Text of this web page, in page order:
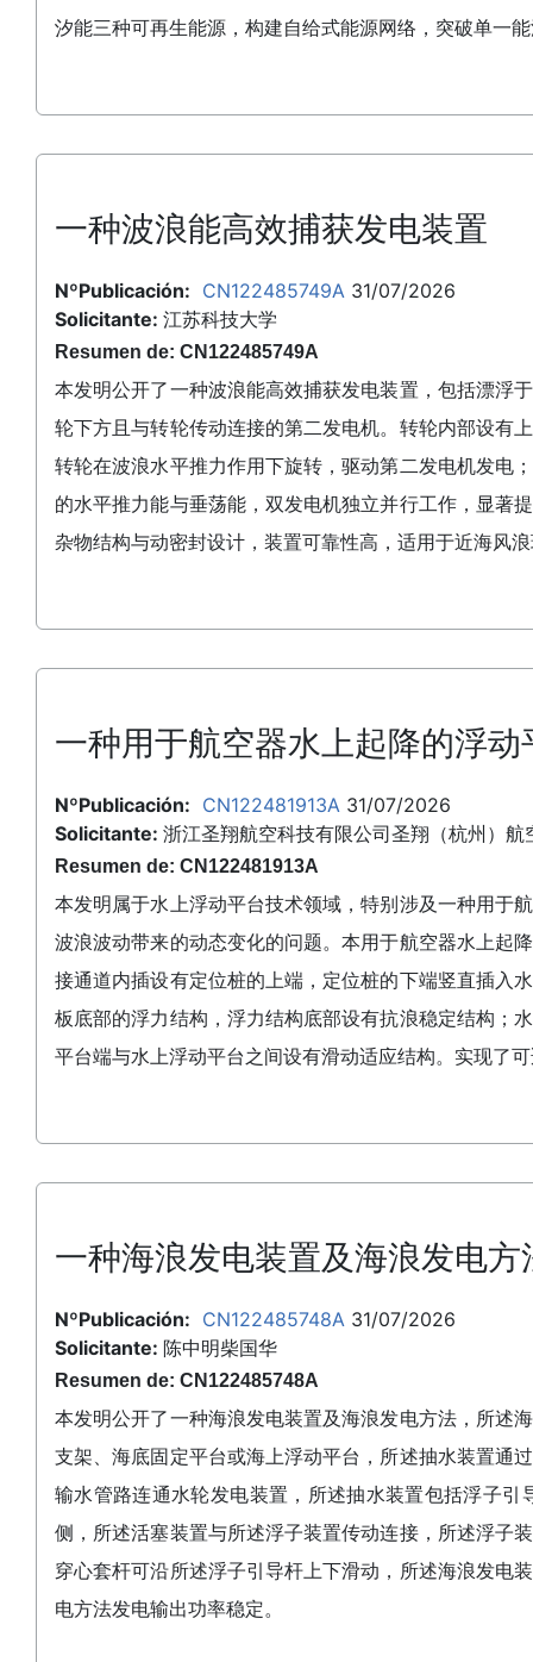
汐能三种可再生能源，构建自给式能源网络，突破单一
一种波浪能高效捕获发电装置
NºPublicación: CN122485749A 31/07/2026
Solicitante: 江苏科技大学
Resumen de: CN122485749A
本发明公开了一种波浪能高效捕获发电装置，包括漂浮
轮下方且与转轮传动连接的第二发电机。转轮内部设有
转轮在波浪水平推力作用下旋转，驱动第二发电机发电
的水平推力能与垂荡能，双发电机独立并行工作，显著
杂物结构与动密封设计，装置可靠性高，适用于近海风
一种用于航空器水上起降的浮动
NºPublicación: CN122481913A 31/07/2026
Solicitante: 浙江圣翔航空科技有限公司圣翔（杭州）
Resumen de: CN122481913A
本发明属于水上浮动平台技术领域，特别涉及一种用于
波浪波动带来的动态变化的问题。本用于航空器水上起
接通道内插设有定位桩的上端，定位桩的下端竖直插入
板底部的浮力结构，浮力结构底部设有抗浪稳定结构；
平台端与水上浮动平台之间设有滑动适应结构。实现了
一种海浪发电装置及海浪发电方
NºPublicación: CN122485748A 31/07/2026
Solicitante: 陈中明柴国华
Resumen de: CN122485748A
本发明公开了一种海浪发电装置及海浪发电方法，所述
支架、海底固定平台或海上浮动平台，所述抽水装置通
输水管路连通水轮发电装置，所述抽水装置包括浮子
侧，所述活塞装置与所述浮子装置传动连接，所述浮子
穿心套杆可沿所述浮子引导杆上下滑动，所述海浪发电
电方法发电输出功率稳定。